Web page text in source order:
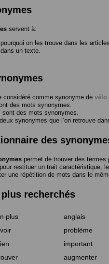
servent à:
on les trouve dans les
un texte.
considéré comme synonyme de vélo
des mots synonymes.
, sont des mots synonymes.
synonymes que l’on retrouve
des
permet de trouver des
restituer un trait caractéristique,
une répétition de mots dans le
recherchés
plus anglais
problème
important
augmenter